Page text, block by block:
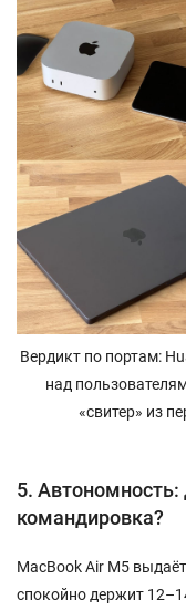
Вердикт по портам:
над
«свитер» из
5. Автономность:
командировка?
MacBook Air M5
спокойно держит